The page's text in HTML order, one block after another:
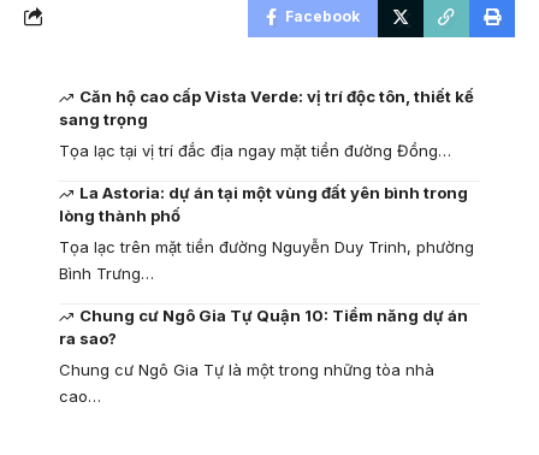
Facebook
Căn hộ cao cấp Vista Verde: vị trí độc tôn, thiết kế
sang trọng
Tọa lạc tại vị trí đắc địa ngay mặt tiền đường Đồng…
La Astoria: dự án tại một vùng đất yên bình trong
lòng thành phố
Tọa lạc trên mặt tiền đường Nguyễn Duy Trinh, phường
Bình Trưng…
Chung cư Ngô Gia Tự Quận 10: Tiềm năng dự án
ra sao?
Chung cư Ngô Gia Tự là một trong những tòa nhà
cao…